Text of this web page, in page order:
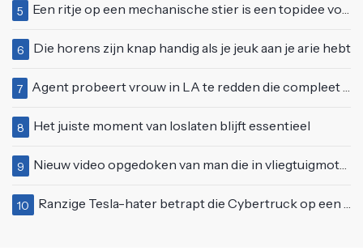
5 Een ritje op een mechanische stier is een topidee voor een eerste date
6 Die horens zijn knap handig als je jeuk aan je arie hebt
7 Agent probeert vrouw in LA te redden die compleet van het padje is
8 Het juiste moment van loslaten blijft essentieel
9 Nieuw video opgedoken van man die in vliegtuigmotor springt op vliegveld Milaan
10 Ranzige Tesla-hater betrapt die Cybertruck op een 'speciale bruine coating' trakteert